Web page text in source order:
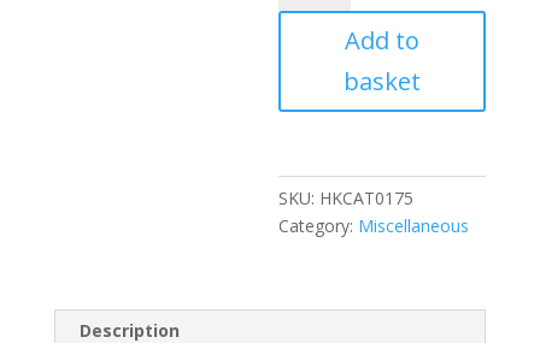
7
台
(藍
色
quantity
Add to
basket
SKU: HKCAT0175
Category: Miscellaneous
Description